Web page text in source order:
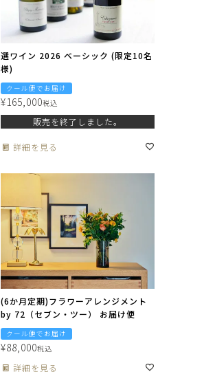
選ワイン 2026 ベーシック (限定10名
様)
クール便でお届け
¥165,000税込
販売を終了しました。
詳細を見る
(6か月定期)フラワーアレンジメント
by 72（セブン・ツー） お届け便
クール便でお届け
¥88,000税込
詳細を見る